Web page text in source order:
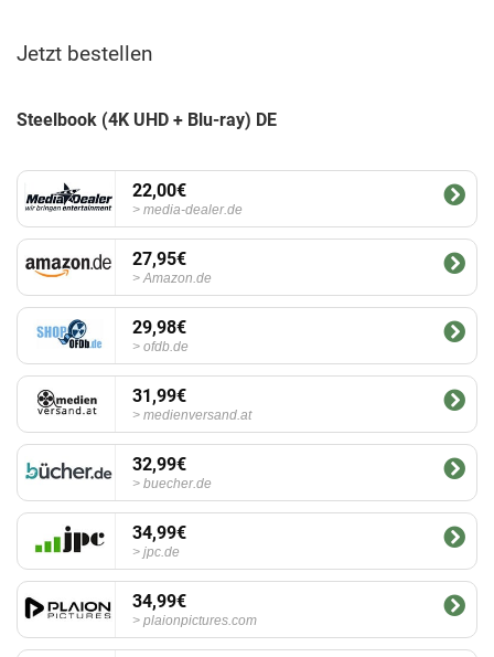
Jetzt bestellen
Steelbook (4K UHD + Blu-ray) DE
22,00€
media-dealer.de
27,95€
Amazon.de
29,98€
ofdb.de
31,99€
medienversand.at
32,99€
buecher.de
34,99€
jpc.de
34,99€
plaionpictures.com